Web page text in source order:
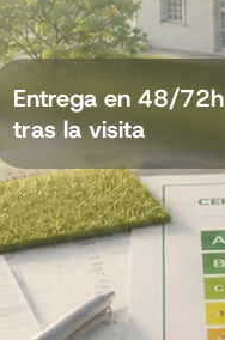
Entrega en 48/72h
tras la visita